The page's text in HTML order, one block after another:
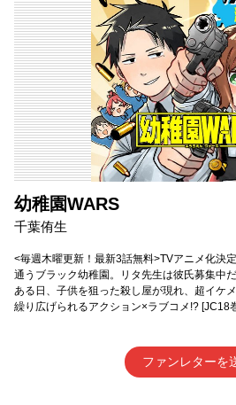
幼稚園WARS
千葉侑生
<毎週木曜更新！最新3話無料>TVアニメ化
通うブラック幼稚園。リタ先生は彼氏募集中
ある日、子供を狙った殺し屋が現れ、超イケ
繰り広げられるアクション×ラブコメ!? [JC18
ファンレターを